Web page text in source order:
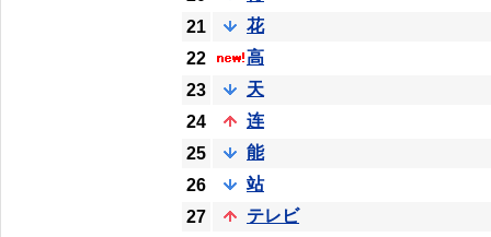
21
花
22
高
23
天
24
连
25
能
26
站
27
テレビ